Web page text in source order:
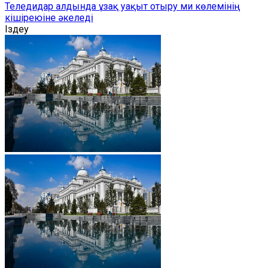
Теледидар алдында ұзақ уақыт отыру ми көлемінің
кішіреюіне әкеледі
Іздеу